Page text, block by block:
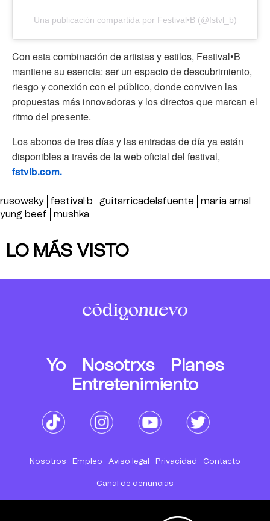
Una publicación compartida por Festival•B (@fstvl_b)
Con esta combinación de artistas y estilos, Festival•B
mantiene su esencia: ser un espacio de descubrimiento,
riesgo y conexión con el público, donde conviven las
propuestas más innovadoras y los directos que marcan el
ritmo del presente.
Los abonos de tres días y las entradas de día ya están
disponibles a través de la web oficial del festival,
fstvlb.com.
rusowsky festival·b guitarricadelafuente
maria arnal
yung beef
mushka
LO MÁS VISTO
Yo Nosotrxs
Planes
Entretenimiento
Nosotros Empleo Aviso legal Privacidad Contacto
Canal de denuncias